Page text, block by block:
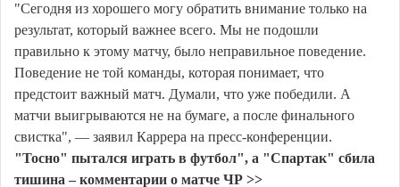
"Сегодня из хорошего могу обратить внимание только на
результат, который важнее всего. Мы не подошли
правильно к этому матчу, было неправильное поведение.
Поведение не той команды, которая понимает, что
предстоит важный матч. Думали, что уже победили. А
матчи выигрываются не на бумаге, а после финального
свистка", — заявил Каррера на пресс-конференции.
"Тосно" пытался играть в футбол", а "Спартак" сбила
тишина – комментарии о матче ЧР >>